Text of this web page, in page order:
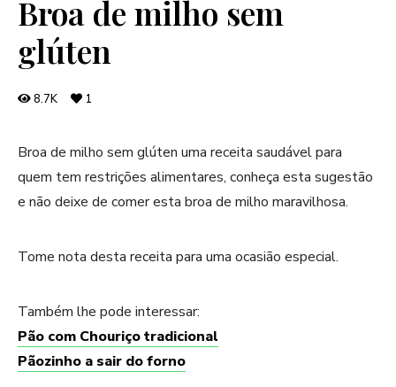
Broa de milho sem
glúten
8.7K 1
Broa de milho sem glúten uma receita saudável para
quem tem restrições alimentares, conheça esta sugestão
e não deixe de comer esta broa de milho maravilhosa.
Tome nota desta receita para uma ocasião especial.
Também lhe pode interessar:
Pão com Chouriço tradicional
Pãozinho a sair do forno